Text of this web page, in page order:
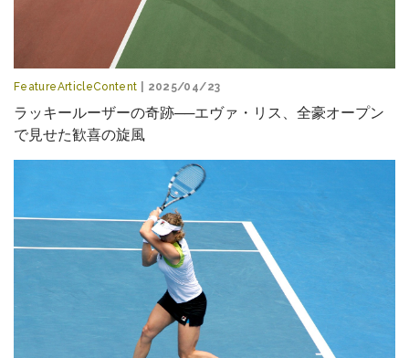
FeatureArticleContent | 2025/04/23
ラッキールーザーの奇跡──エヴァ・リス、全豪オープン
で見せた歓喜の旋風